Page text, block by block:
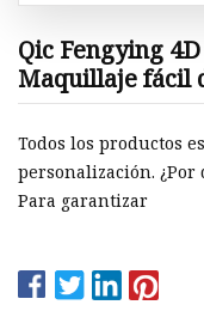
Qic Fengying
Maquillaje fácil
Todos los productos
personalización.
Para garantizar